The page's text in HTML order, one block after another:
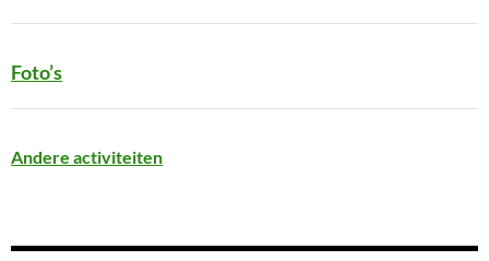
Foto’s
Andere activiteiten